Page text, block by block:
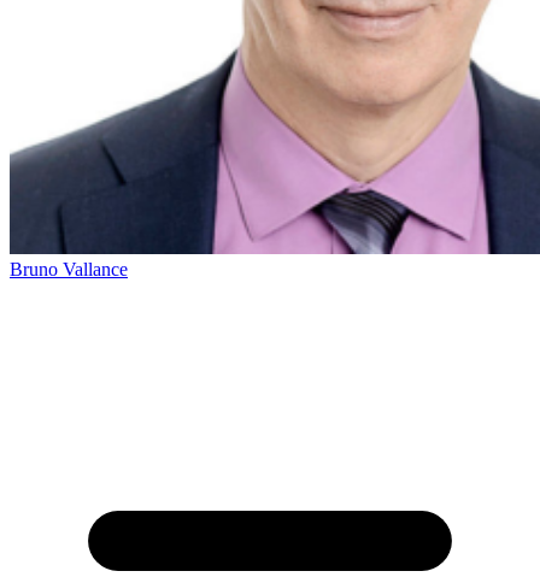
Bruno Vallance